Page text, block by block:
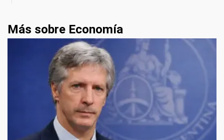
Más sobre Economía